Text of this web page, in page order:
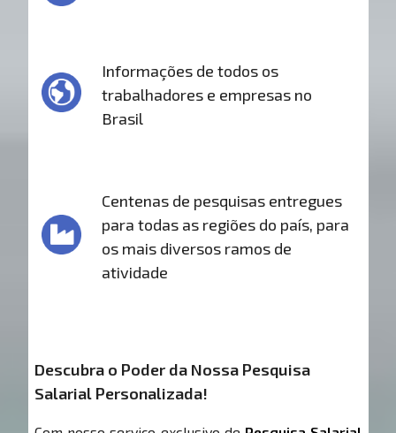
Informações de todos os
trabalhadores e empresas no
Brasil
Centenas de pesquisas entregues
para todas as regiões do país, para
os mais diversos ramos de
atividade
Descubra o Poder da Nossa Pesquisa
Salarial Personalizada!